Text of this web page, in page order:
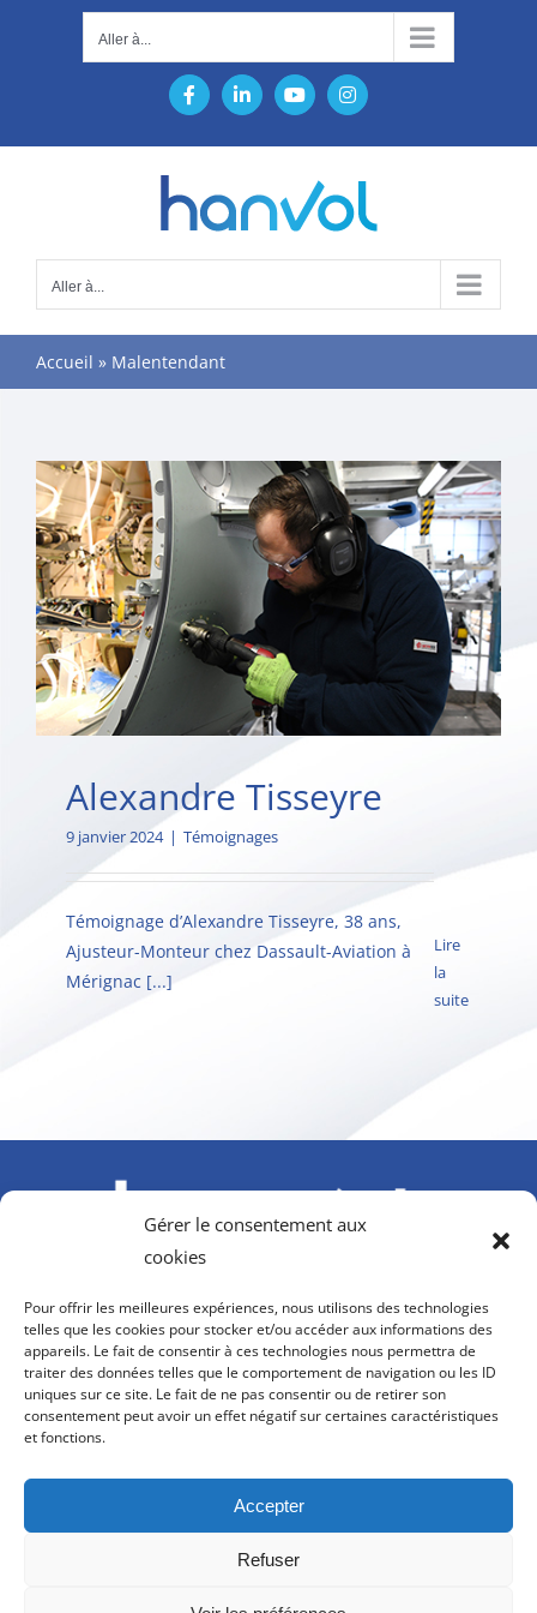
Gérer le consentement aux
cookies
Pour offrir les meilleures expériences, nous utilisons des technologies
telles que les cookies pour stocker et/ou accéder aux informations des
appareils. Le fait de consentir à ces technologies nous permettra de
traiter des données telles que le comportement de navigation ou les ID
uniques sur ce site. Le fait de ne pas consentir ou de retirer son
consentement peut avoir un effet négatif sur certaines caractéristiques
et fonctions.
Accepter
Refuser
Aller à...
FacebookLinkedInYouTubeInstagram
Aller à...
Accueil » Malentendant
Alexandre Tisseyre
9 janvier 2024 | Témoignages
Témoignage d’Alexandre Tisseyre, 38 ans,
Ajusteur-Monteur chez Dassault-Aviation à
Mérignac [...]
Lire
la
suite
Howmet Aerospace Foundation et OPCO 2i
contact@hanvol-insertion.aero
8, rue Galilée